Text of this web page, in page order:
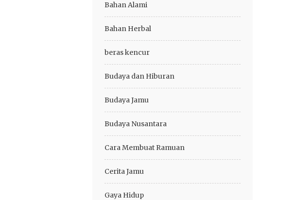
Bahan Alami
Bahan Herbal
beras kencur
Budaya dan Hiburan
Budaya Jamu
Budaya Nusantara
Cara Membuat Ramuan
Cerita Jamu
Gaya Hidup